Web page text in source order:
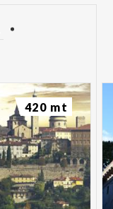
420 mt